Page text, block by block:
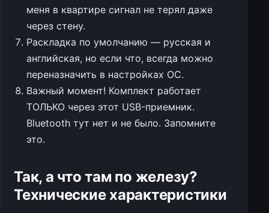
меня в квартире сигнал не терял даже
через стену.
Раскладка по умолчанию — русская и
английская, но если что, всегда можно
переназначить в настройках ОС.
Важный момент! Комплект работает
ТОЛЬКО через этот USB-приемник.
Bluetooth тут нет и не было. Запомните
это.
Так, а что там по железу?
Технические характеристики